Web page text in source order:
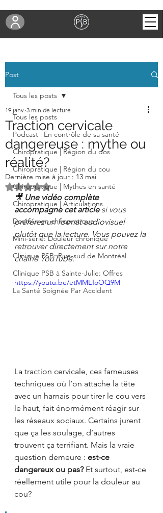
Post
Tous les posts
Podcast | En contrôle de sa santé
Chiropratique | Région du dos
Chiropratique | Région du cou
Chiropratique | Mythes en santé
Chiropratique | Articulations
Docteur en chiropratique
Mini-série: Douleur chronique
Clinique PSB: Rive-sud de Montréal
Clinique PSB à Sainte-Julie: Offres
La Santé Soignée Par Accident
Tous les posts
Traction cervicale
dangereuse : mythe ou
réalité?
19 janv. 3 min de lecture
Dernière mise à jour : 13 mai
Noté NaN étoiles sur 5.
🎥 Une vidéo complète
accompagne cet article si vous
préférez un format audiovisuel
plutôt que la lecture. Vous pouvez la
retrouver directement sur notre
chaîne YouTube.
https://youtu.be/etMMLToOQ9M
La traction cervicale, ces fameuses
techniques où l’on attache la tête
avec un harnais pour tirer le cou vers
le haut, fait énormément réagir sur
les réseaux sociaux. Certains jurent
que ça les soulage, d’autres
trouvent ça terrifiant. Mais la vraie
question demeure : est-ce
dangereux ou pas? Et surtout, est-ce
réellement utile pour la douleur au
cou?